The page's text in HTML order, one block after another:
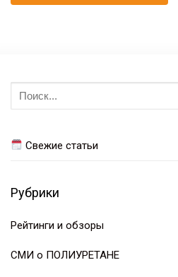
Искать:
Свежие статьи
Рубрики
Рейтинги и обзоры
СМИ о ПОЛИУРЕТАНЕ